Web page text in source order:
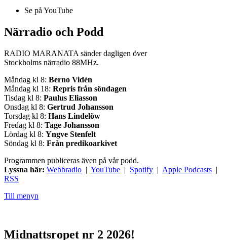
Se på YouTube
Närradio och Podd
RADIO MARANATA sänder dagligen över
Stockholms närradio 88MHz.
Måndag kl 8: Berno Vidén
Måndag kl 18: Repris från söndagen
Tisdag kl 8: Paulus Eliasson
Onsdag kl 8: Gertrud Johansson
Torsdag kl 8: Hans Lindelöw
Fredag kl 8: Tage Johansson
Lördag kl 8: Yngve Stenfelt
Söndag kl 8: Från predikoarkivet
Programmen publiceras även på vår podd.
Lyssna här: Webbradio | YouTube | Spotify | Apple Podcasts |
RSS
Till menyn
Midnattsropet nr 2 2026!